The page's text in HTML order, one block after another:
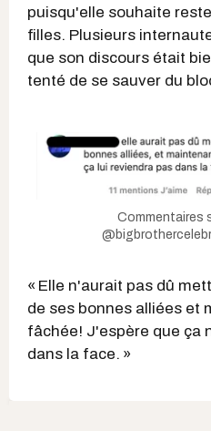
puisqu'elle souhaite
filles. Plusieurs
que son discours était
tenté de se sauver du
Commentaires
« Elle n'aurait pas dû
de ses bonnes alliées et
fâchée! J'espère que ça
dans la face. »